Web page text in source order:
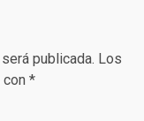
publicada. Los
*